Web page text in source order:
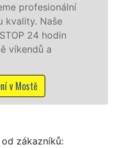
v Mostě a okolí.
fyzickým, tak
zárukou kvalitně
STOP bez dalších
zákazníků: